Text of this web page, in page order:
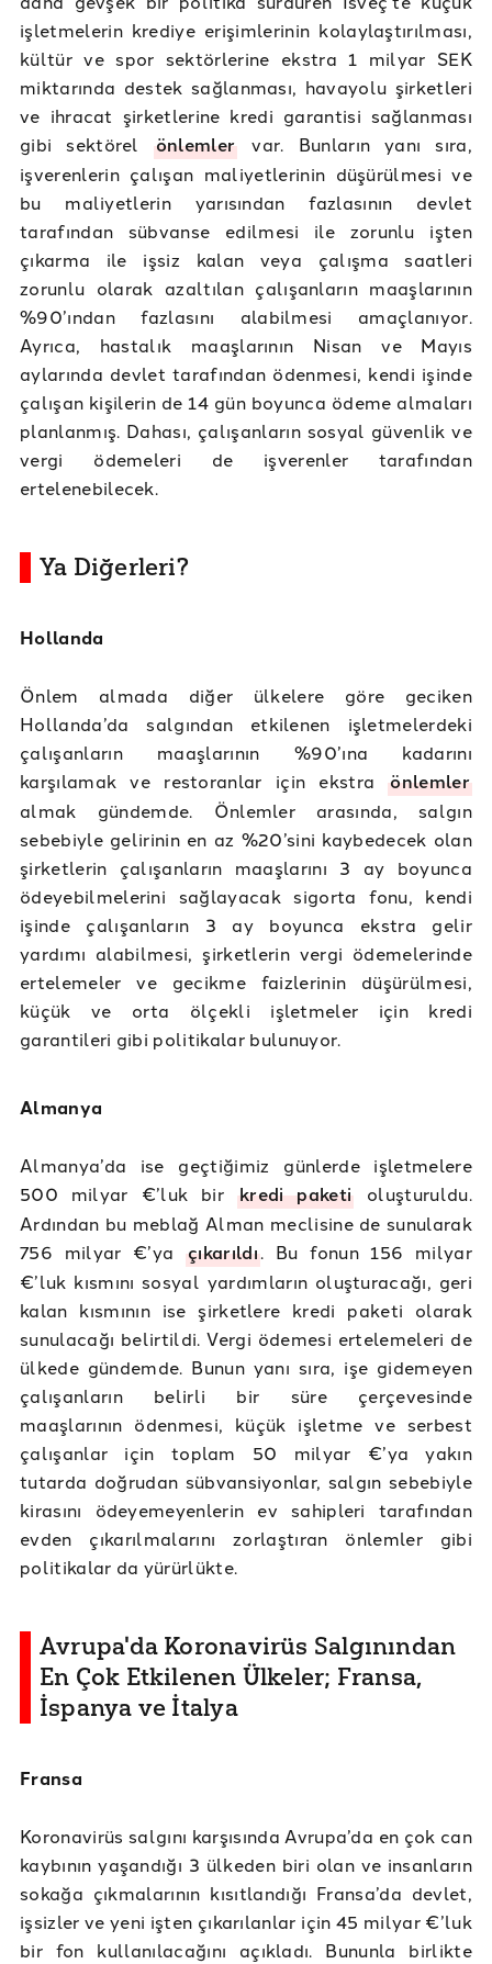
işletmelerin krediye erişimlerinin kolaylaştırılması,
kültür ve spor sektörlerine ekstra 1 milyar SEK
miktarında destek sağlanması, havayolu şirketleri
ve ihracat şirketlerine kredi garantisi sağlanması
gibi sektörel önlemler var. Bunların yanı sıra,
işverenlerin çalışan maliyetlerinin düşürülmesi ve
bu maliyetlerin yarısından fazlasının devlet
tarafından sübvanse edilmesi ile zorunlu işten
çıkarma ile işsiz kalan veya çalışma saatleri
zorunlu olarak azaltılan çalışanların maaşlarının
%90’ından fazlasını alabilmesi amaçlanıyor.
Ayrıca, hastalık maaşlarının Nisan ve Mayıs
aylarında devlet tarafından ödenmesi, kendi işinde
çalışan kişilerin de 14 gün boyunca ödeme almaları
planlanmış. Dahası, çalışanların sosyal güvenlik ve
vergi ödemeleri de işverenler tarafından
ertelenebilecek.
Ya Diğerleri?
Hollanda
Önlem almada diğer ülkelere göre geciken
Hollanda’da salgından etkilenen işletmelerdeki
çalışanların maaşlarının %90’ına kadarını
karşılamak ve restoranlar için ekstraönlemler
almak gündemde. Önlemler arasında, salgın
sebebiyle gelirinin en az %20’sini kaybedecek olan
şirketlerin çalışanların maaşlarını 3 ay boyunca
ödeyebilmelerini sağlayacak sigorta fonu, kendi
işinde çalışanların 3 ay boyunca ekstra gelir
yardımı alabilmesi, şirketlerin vergi ödemelerinde
ertelemeler ve gecikme faizlerinin düşürülmesi,
küçük ve orta ölçekli işletmeler için kredi
garantileri gibi politikalar bulunuyor.
Almanya
Almanya’da ise geçtiğimiz günlerde işletmelere
500 milyar €’luk bir kredi paketi oluşturuldu.
Ardından bu meblağ Alman meclisine de sunularak
756 milyar €’yaçıkarıldı. Bu fonun 156 milyar
€’luk kısmını sosyal yardımların oluşturacağı, geri
kalan kısmının ise şirketlere kredi paketi olarak
sunulacağı belirtildi. Vergi ödemesi ertelemeleri de
ülkede gündemde. Bunun yanı sıra, işe gidemeyen
çalışanların belirli bir süre çerçevesinde
maaşlarının ödenmesi, küçük işletme ve serbest
çalışanlar için toplam 50 milyar €’ya yakın
tutarda doğrudan sübvansiyonlar, salgın sebebiyle
kirasını ödeyemeyenlerin ev sahipleri tarafından
evden çıkarılmalarını zorlaştıran önlemler gibi
politikalar da yürürlükte.
Avrupa'da Koronavirüs Salgınından
En Çok Etkilenen Ülkeler; Fransa,
İspanya ve İtalya
Fransa
Koronavirüs salgını karşısında Avrupa’da en çok can
kaybının yaşandığı 3 ülkeden biri olan ve insanların
sokağa çıkmalarının kısıtlandığı Fransa’da devlet,
işsizler ve yeni işten çıkarılanlar için 45 milyar €’luk
bir fon kullanılacağını açıkladı. Bununla birlikte